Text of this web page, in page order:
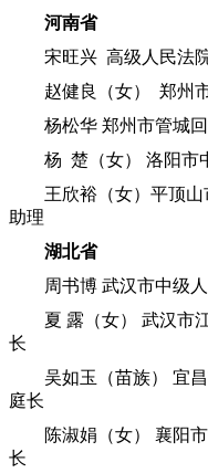
河南省
宋旺兴 高级人民法院
赵健良（女） 郑州市
杨松华 郑州市管城回
杨 楚（女） 洛阳市中
王欣裕（女）平顶山
助理
湖北省
周书博 武汉市中级人
夏 露（女） 武汉市江
长
吴如玉（苗族） 宜昌
庭长
陈淑娟（女） 襄阳市
长